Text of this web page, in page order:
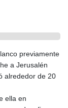
previamente
a Jerusalén
alrededor de 20
ella en